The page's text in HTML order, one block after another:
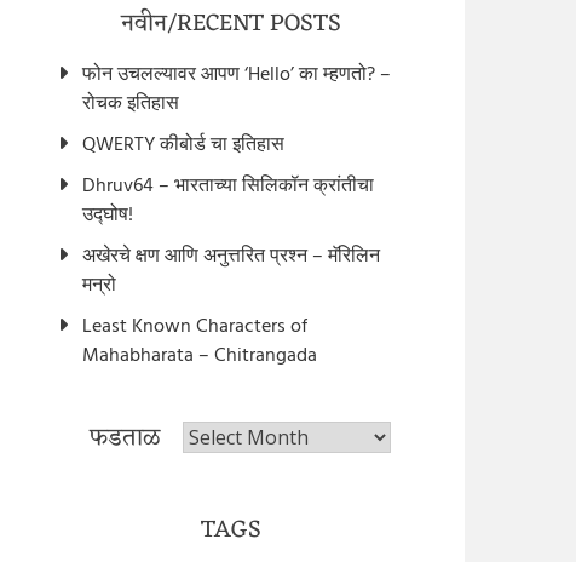
नवीन/RECENT POSTS
फोन उचलल्यावर आपण ‘Hello’ का म्हणतो? –
रोचक इतिहास
QWERTY कीबोर्ड चा इतिहास
Dhruv64 – भारताच्या सिलिकॉन क्रांतीचा
उद्घोष!
अखेरचे क्षण आणि अनुत्तरित प्रश्न – मॅरिलिन
मन्रो
Least Known Characters of
Mahabharata – Chitrangada
फडताळ फडताळ
TAGS